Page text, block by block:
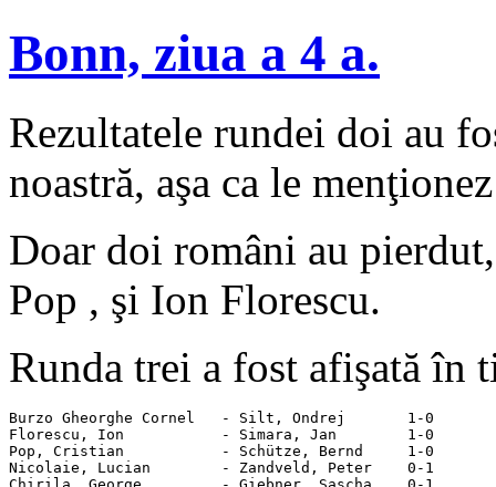
Bonn, ziua a 4 a.
Rezultatele rundei doi au
noastră, aşa ca le
Doar doi români au
Pop , şi Ion Florescu.
Runda trei a fost afişată în
Burzo Gheorghe Cornel   - Silt, Ondrej       1-0
Florescu, Ion           - Simara, Jan        1-0
Pop, Cristian           - Schütze, Bernd     1-0
Nicolaie, Lucian        - Zandveld, Peter    0-1